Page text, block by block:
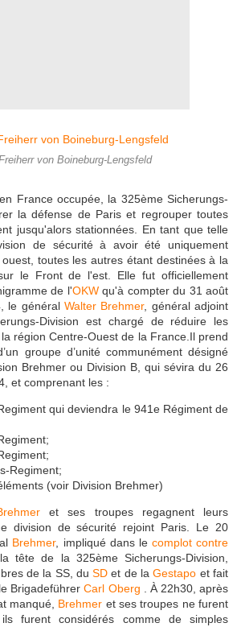
von Boineburg-Lengsfeld
France occupée, la 325ème Sicherungs-
la défense de Paris et regrouper toutes
jusqu'alors stationnées. En tant que telle
de sécurité à avoir été uniquement
toutes les autres étant destinées à la
le Front de l'est. Elle fut officiellement
de l'OKWqu'à compter du 31 août
le général Walter Brehmer, général adjoint
Division est chargé de réduire les
région Centre-Ouest de la France.Il prend
groupe d’unité communément désigné
Brehmer ou Division B, qui sévira du 26
et comprenant les :
qui deviendra le 941e Régiment de
Regiment;
(voir Division Brehmer)
et ses troupes regagnent leurs
division de sécurité rejoint Paris. Le 20
Brehmer, impliqué dans le complot contre
tête de la 325ème Sicherungs-Division,
de la SS, duSD et de laGestapo et fait
BrigadeführerCarl Oberg . À 22h30, après
manqué, Brehmer et ses troupes ne furent
furent considérés comme de simples